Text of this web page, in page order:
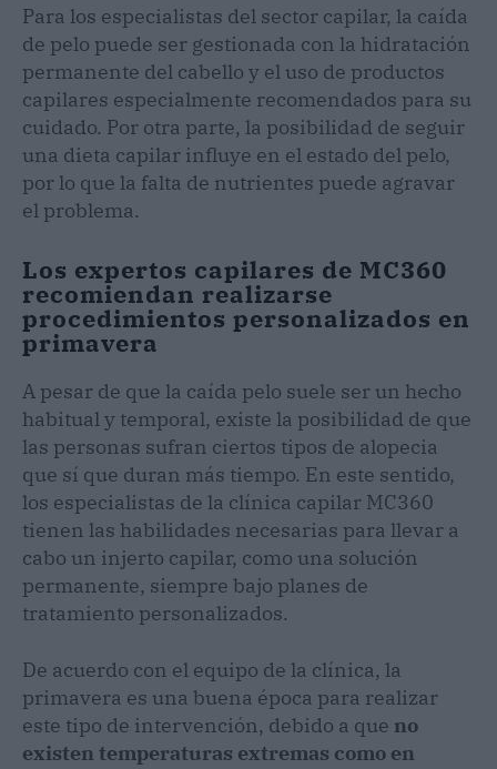
Para los especialistas del sector capilar, la caída
de pelo puede ser gestionada con la hidratación
permanente del cabello y el uso de productos
capilares especialmente recomendados para su
cuidado. Por otra parte, la posibilidad de seguir
una dieta capilar influye en el estado del pelo,
por lo que la falta de nutrientes puede agravar
el problema.
Los expertos capilares de MC360
recomiendan realizarse
procedimientos personalizados en
primavera
A pesar de que la caída pelo suele ser un hecho
habitual y temporal, existe la posibilidad de que
las personas sufran ciertos tipos de alopecia
que sí que duran más tiempo. En este sentido,
los especialistas de la clínica capilar MC360
tienen las habilidades necesarias para llevar a
cabo un injerto capilar, como una solución
permanente, siempre bajo planes de
tratamiento personalizados.
De acuerdo con el equipo de la clínica, la
primavera es una buena época para realizar
este tipo de intervención, debido a que no
existen temperaturas extremas como en